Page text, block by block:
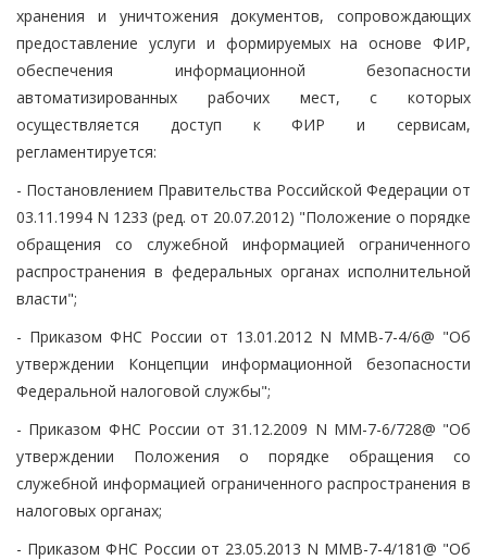
хранения и уничтожения документов, сопровождающих
предоставление услуги и формируемых на основе ФИР,
обеспечения информационной безопасности
автоматизированных рабочих мест, с которых
осуществляется доступ к ФИР и сервисам,
регламентируется:
- Постановлением Правительства Российской Федерации от
03.11.1994 N 1233 (ред. от 20.07.2012) "Положение о порядке
обращения со служебной информацией ограниченного
распространения в федеральных органах исполнительной
власти";
- Приказом ФНС России от 13.01.2012 N ММВ-7-4/6@ "Об
утверждении Концепции информационной безопасности
Федеральной налоговой службы";
- Приказом ФНС России от 31.12.2009 N ММ-7-6/728@ "Об
утверждении Положения о порядке обращения со
служебной информацией ограниченного распространения в
налоговых органах;
- Приказом ФНС России от 23.05.2013 N ММВ-7-4/181@ "Об